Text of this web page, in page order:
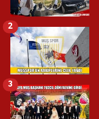
2
3